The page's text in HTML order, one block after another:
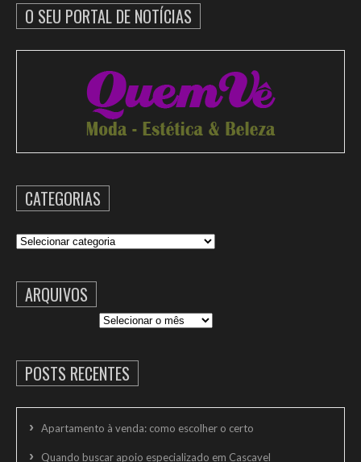
O SEU PORTAL DE NOTÍCIAS
CATEGORIAS
Categorias
ARQUIVOS
POSTS RECENTES
Apartamento à venda: como escolher o certo
Quando buscar apoio especializado em Cascavel